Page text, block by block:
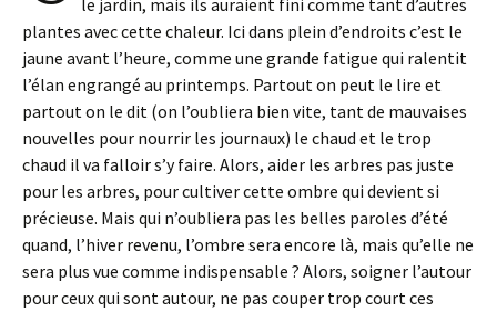
plantes avec cette chaleur. Ici dans plein d’endroits c’est le
jaune avant l’heure, comme une grande fatigue qui ralentit
l’élan engrangé au printemps. Partout on peut le lire et
partout on le dit (on l’oubliera bien vite, tant de mauvaises
nouvelles pour nourrir les journaux) le chaud et le trop
chaud il va falloir s’y faire. Alors, aider les arbres pas juste
pour les arbres, pour cultiver cette ombre qui devient si
précieuse. Mais qui n’oubliera pas les belles paroles d’été
quand, l’hiver revenu, l’ombre sera encore là, mais qu’elle ne
sera plus vue comme indispensable ? Alors, soigner l’autour
pour ceux qui sont autour, ne pas couper trop court ces